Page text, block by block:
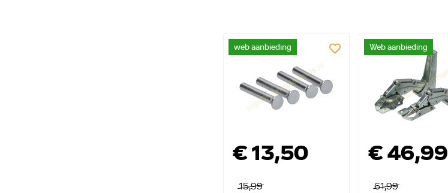
web aanbieding
€ 13,50
15,99
Web aanbieding
€ 46,99
61,99